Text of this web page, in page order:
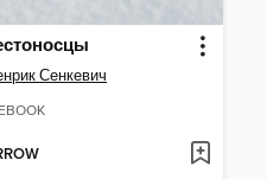
Сенкевич
EBOOK